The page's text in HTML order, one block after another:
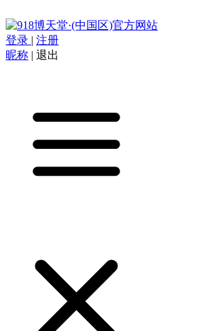
登录 | 注册
昵称 | 退出